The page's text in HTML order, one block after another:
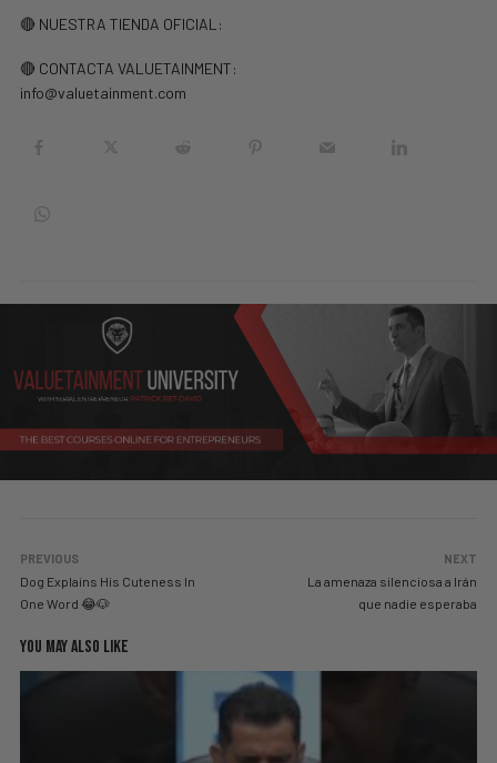
🔴 NUESTRA TIENDA OFICIAL:
🔴 CONTACTA VALUETAINMENT:
info@valuetainment.com
PREVIOUS
Dog Explains His Cuteness In
One Word 😂🐶
NEXT
La amenaza silenciosa a Irán
que nadie esperaba
YOU MAY ALSO LIKE